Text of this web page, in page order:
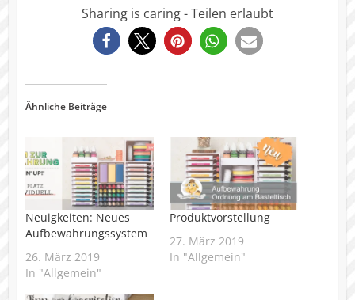
Sharing is caring - Teilen erlaubt
3
Ähnliche Beiträge
Neuigkeiten: Neues
Aufbewahrungssystem
26. März 2019
In "Allgemein"
Produktvorstellung
27. März 2019
In "Allgemein"